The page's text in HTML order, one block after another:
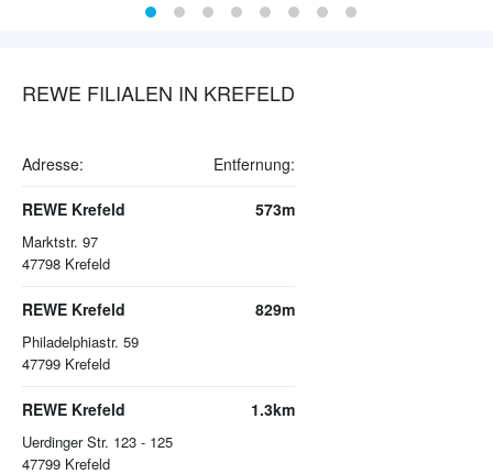
REWE FILIALEN IN KREFELD
Adresse: Entfernung:
REWE Krefeld
Marktstr. 97
47798 Krefeld
573m
REWE Krefeld
Philadelphiastr. 59
47799 Krefeld
829m
REWE Krefeld
Uerdinger Str. 123 - 125
47799 Krefeld
1.3km